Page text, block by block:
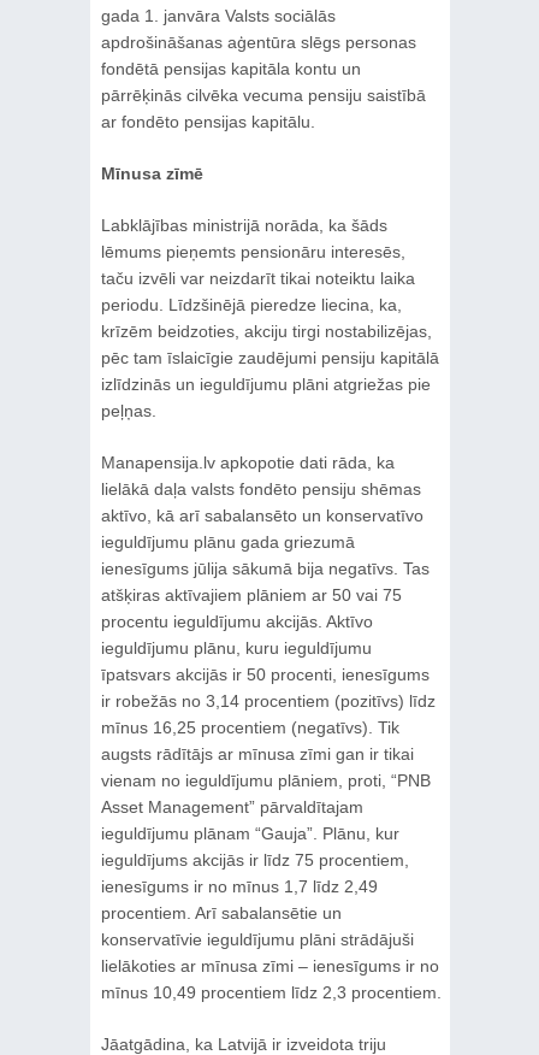
gada 1. janvāra Valsts sociālās
apdrošināšanas aģentūra slēgs personas
fondētā pensijas kapitāla kontu un
pārrēķinās cilvēka vecuma pensiju saistībā
ar fondēto pensijas kapitālu.
Mīnusa zīmē
Labklājības ministrijā norāda, ka šāds
lēmums pieņemts pensionāru interesēs,
taču izvēli var neizdarīt tikai noteiktu laika
periodu. Līdzšinējā pieredze liecina, ka,
krīzēm beidzoties, akciju tirgi nostabilizējas,
pēc tam īslaicīgie zaudējumi pensiju kapitālā
izlīdzinās un ieguldījumu plāni atgriežas pie
peļņas.
Manapensija.lv apkopotie dati rāda, ka
lielākā daļa valsts fondēto pensiju shēmas
aktīvo, kā arī sabalansēto un konservatīvo
ieguldījumu plānu gada griezumā
ienesīgums jūlija sākumā bija negatīvs. Tas
atšķiras aktīvajiem plāniem ar 50 vai 75
procentu ieguldījumu akcijās. Aktīvo
ieguldījumu plānu, kuru ieguldījumu
īpatsvars akcijās ir 50 procenti, ienesīgums
ir robežās no 3,14 procentiem (pozitīvs) līdz
mīnus 16,25 procentiem (negatīvs). Tik
augsts rādītājs ar mīnusa zīmi gan ir tikai
vienam no ieguldījumu plāniem, proti, “PNB
Asset Management” pārvaldītajam
ieguldījumu plānam “Gauja”. Plānu, kur
ieguldījums akcijās ir līdz 75 procentiem,
ienesīgums ir no mīnus 1,7 līdz 2,49
procentiem. Arī sabalansētie un
konservatīvie ieguldījumu plāni strādājuši
lielākoties ar mīnusa zīmi – ienesīgums ir no
mīnus 10,49 procentiem līdz 2,3 procentiem.
Jāatgādina, ka Latvijā ir izveidota triju